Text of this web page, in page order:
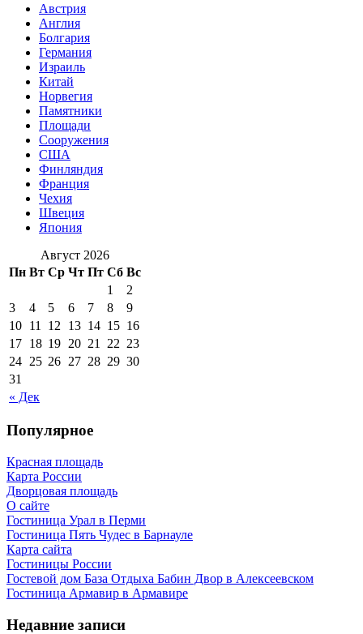
Австрия
Англия
Болгария
Германия
Израиль
Китай
Норвегия
Памятники
Площади
Сооружения
США
Финляндия
Франция
Чехия
Швеция
Япония
Август 2026
Пн Вт Ср Чт Пт Сб Вс
« Дек
1
2
3
4 5 6 7 8
9
10 11 12 13 14 15 16
17 18 19 20 21 22 23
24 25 26 27 28 29 30
31
Популярное
Красная площадь
Карта России
Дворцовая площадь
О сайте
Гостиница Урал в Перми
Гостиница Пять Чудес в Барнауле
Карта сайта
Гостиницы России
Гостевой дом База Отдыха Бабин Двор в Алексеевском
Гостиница Армавир в Армавире
Недавние записи